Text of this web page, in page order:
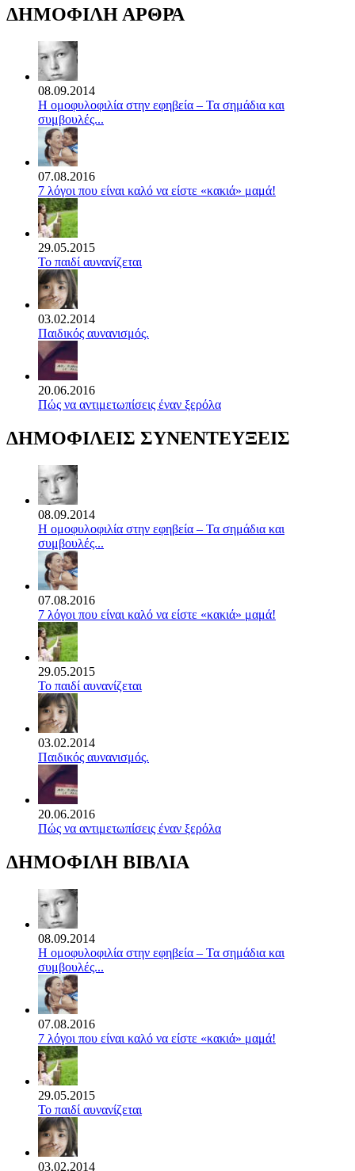
ΔΗΜΟΦΙΛΗ ΑΡΘΡΑ
08.09.2014
Η ομοφυλοφιλία στην εφηβεία – Τα σημάδια και
συμβουλές...
07.08.2016
7 λόγοι που είναι καλό να είστε «κακιά» μαμά!
29.05.2015
Το παιδί αυνανίζεται
03.02.2014
Παιδικός αυνανισμός.
20.06.2016
Πώς να αντιμετωπίσεις έναν ξερόλα
ΔΗΜΟΦΙΛΕΙΣ ΣΥΝΕΝΤΕΥΞΕΙΣ
08.09.2014
Η ομοφυλοφιλία στην εφηβεία – Τα σημάδια και
συμβουλές...
07.08.2016
7 λόγοι που είναι καλό να είστε «κακιά» μαμά!
29.05.2015
Το παιδί αυνανίζεται
03.02.2014
Παιδικός αυνανισμός.
20.06.2016
Πώς να αντιμετωπίσεις έναν ξερόλα
ΔΗΜΟΦΙΛΗ ΒΙΒΛΙΑ
08.09.2014
Η ομοφυλοφιλία στην εφηβεία – Τα σημάδια και
συμβουλές...
07.08.2016
7 λόγοι που είναι καλό να είστε «κακιά» μαμά!
29.05.2015
Το παιδί αυνανίζεται
03.02.2014